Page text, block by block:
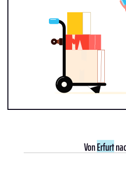
VonErfurt